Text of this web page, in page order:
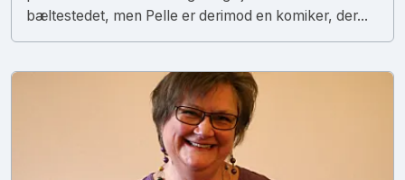
bæltestedet, men Pelle er derimod en komiker, der...